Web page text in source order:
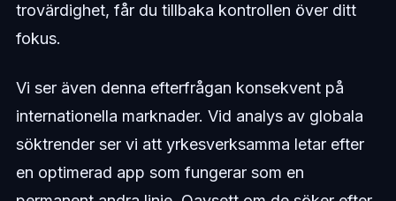
trovärdighet, får du tillbaka kontrollen över ditt
fokus.
Vi ser även denna efterfrågan konsekvent på
internationella marknader. Vid analys av globala
söktrender ser vi att yrkesverksamma letar efter
en optimerad app som fungerar som en